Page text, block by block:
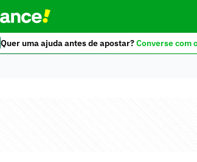
Quer uma ajuda antes de apostar?Converse com